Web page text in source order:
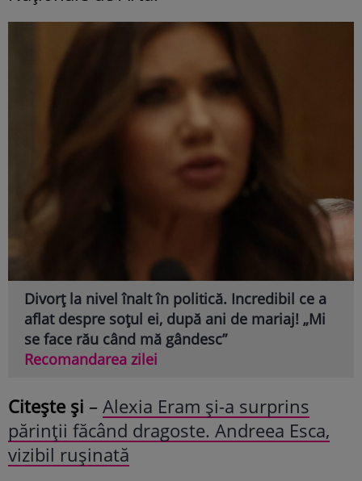
Divorț la nivel înalt în politică. Incredibil ce a
aflat despre soțul ei, după ani de mariaj! „Mi
se face rău când mă gândesc”
Recomandarea zilei
Citește și – Alexia Eram și-a surprins
părinții făcând dragoste. Andreea Esca,
vizibil rușinată